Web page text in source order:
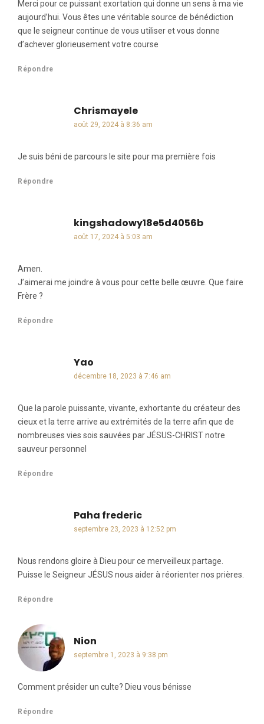
Merci pour ce puissant exortation qui donne un sens à ma vie
aujourd’hui. Vous êtes une véritable source de bénédiction
que le seigneur continue de vous utiliser et vous donne
d’achever glorieusement votre course
Répondre
Chrismayeledit :
août 29, 2024 à 8:36 am
Je suis béni de parcours le site pour ma première fois
Répondre
kingshadowy18e5d4056bdit :
août 17, 2024 à 5:03 am
Amen.
J’aimerai me joindre à vous pour cette belle œuvre. Que faire
Frère ?
Répondre
Yao
décembre 18, 2023 à 7:46 am
Que la parole puissante, vivante, exhortante du créateur des
cieux et la terre arrive au extrémités de la terre afin que de
nombreuses vies sois sauvées par JÉSUS-CHRIST notre
sauveur personnel
Répondre
Paha fredericdit :
septembre 23, 2023 à 12:52 pm
Nous rendons gloire à Dieu pour ce merveilleux partage.
Puisse le Seigneur JÉSUS nous aider à réorienter nos prières.
Répondre
Nion
septembre 1, 2023 à 9:38 pm
Comment présider un culte? Dieu vous bénisse
Répondre